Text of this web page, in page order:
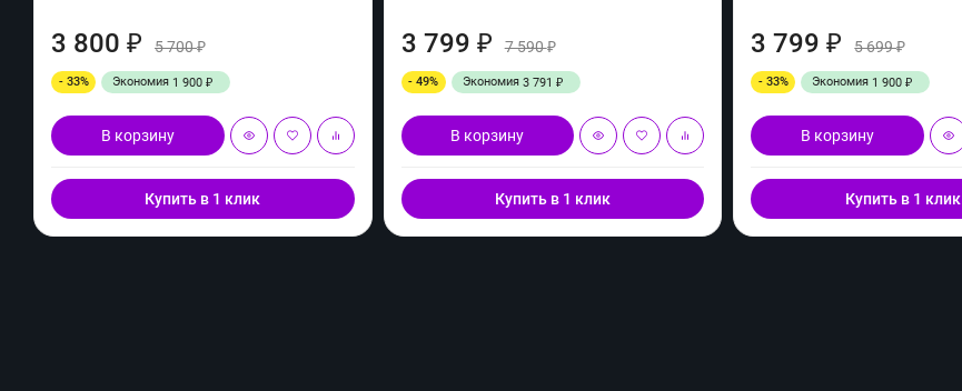
3 800 ₽ 5 700₽
- 33% Экономия 1 900 ₽
В корзину
Купить в 1 клик
3 799 ₽ 7 590₽
- 49% Экономия 3 791 ₽
В корзину
Купить в 1 клик
3 799₽ 5 699₽
- 33% Экономия 1 900₽
В корзину
Купить в 1 клик